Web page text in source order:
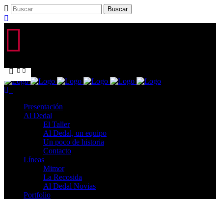
Presentación
Al Dedal
El Taller
Al Dedal, un equipo
Un poco de historia
Contacto
Líneas
Mimor
La Recosida
Al Dedal Novias
Portfolio